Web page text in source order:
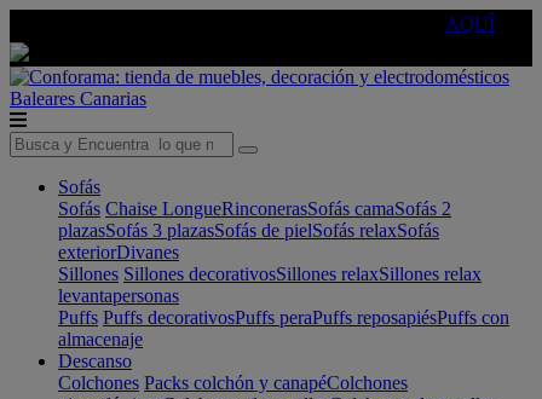
AQUÍ
Baleares Canarias
Sofás
Sofás Chaise LongueRinconerasSofás camaSofás 2
plazasSofás 3 plazasSofás de pielSofás relaxSofás
exteriorDivanes
Sillones Sillones decorativosSillones relaxSillones relax
levantapersonas
Puffs Puffs decorativosPuffs peraPuffs reposapiésPuffs con
almacenaje
Descanso
Colchones Packs colchón y canapéColchones